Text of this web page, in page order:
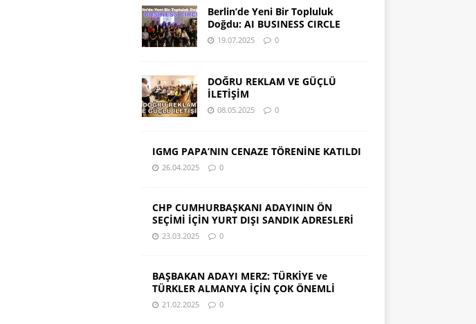
Berlin’de Yeni Bir Topluluk
Doğdu: AI BUSINESS CIRCLE
19.07.2025 0
DOĞRU REKLAM VE GÜÇLÜ
İLETİŞİM
08.05.2025 0
IGMG PAPA’NIN CENAZE TÖRENİNE KATILDI
26.04.2025 0
CHP CUMHURBAŞKANI ADAYININ ÖN
SEÇİMİ İÇİN YURT DIŞI SANDIK ADRESLERİ
23.03.2025 0
BAŞBAKAN ADAYI MERZ: TÜRKİYE ve
TÜRKLER ALMANYA İÇİN ÇOK ÖNEMLİ
21.02.2025 0